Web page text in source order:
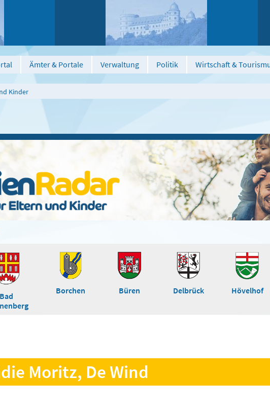
Ämter & Portale Verwaltung Politik Wirtschaft &
Kinder
Bad
Borchen Büren Delbrück Hövelhof
Moritz, De Wind